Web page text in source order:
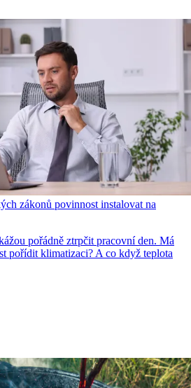
zákonů povinnost instalovat na
pořádně ztrpčit pracovní den. Má
pořídit klimatizaci? A co když teplota